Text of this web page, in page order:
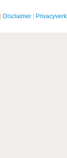
Disclaimer